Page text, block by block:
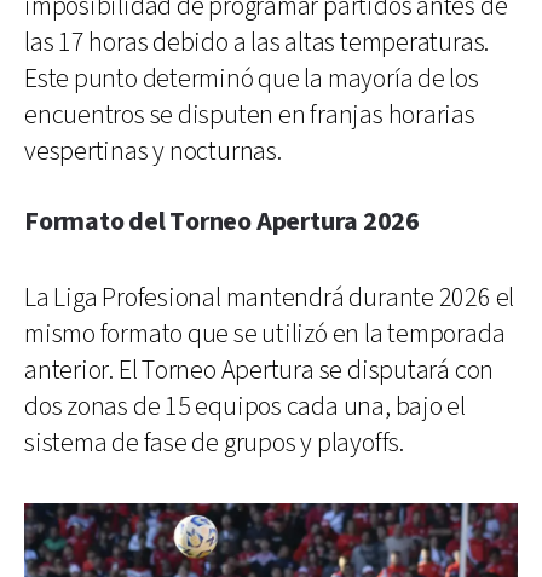
las 17 horas debido a las altas temperaturas.
Este punto determinó que la mayoría de los
encuentros se disputen en franjas horarias
vespertinas y nocturnas.
Formato del Torneo Apertura 2026
La Liga Profesional mantendrá durante 2026 el
mismo formato que se utilizó en la temporada
anterior. El Torneo Apertura se disputará con
dos zonas de 15 equipos cada una, bajo el
sistema de fase de grupos y playoffs.